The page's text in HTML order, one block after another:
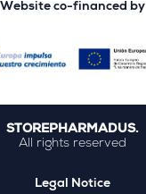
Website co-financed by
STOREPHARMADUS.
All rights reserved
Legal Notice